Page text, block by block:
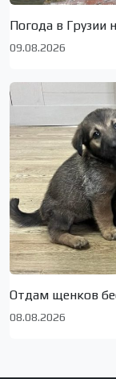
Погода в Грузии
09.08.2026
Отдам щенков
08.08.2026